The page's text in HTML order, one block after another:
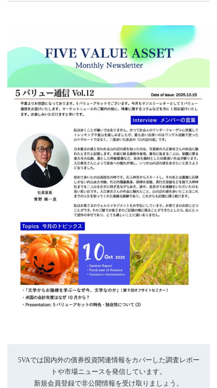
お客さま本位の業務運営に関する取組方針
金融商品取引法に基づく表示
勧誘方針
個人情報取り扱い
反社会的勢力との関係遮断のための基本方針
5VAでは国内外の債券投資関連情報をカバーした調査レポー
トや市場ニュースを発信しています。
新規会員登録で非公開情報を受け取りましょう。